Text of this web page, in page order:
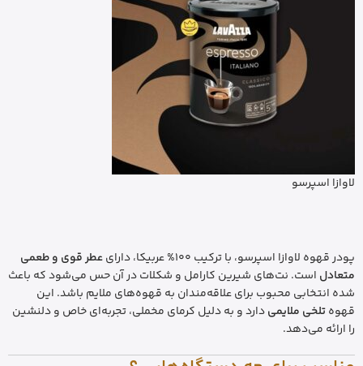
لاوازا اسپرسو
پودر قهوه لاوازا اسپرسو، با ترکیب 100% عربیکا، دارای
عطر قوی و طعمی
متعادل است. نت‌های شیرین کارامل و شکلات در آن حس می‌شود که باعث
شده انتخابی محبوب برای علاقه‌مندان به قهوه‌های ملایم باشد. این
قهوهتلخی ملایمیدارد و به دلیل کرمای مخملی، تجربه‌ای خاص و دلنشین
را ارائه می‌دهد.